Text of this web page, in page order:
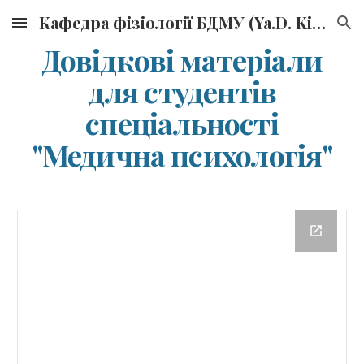
Skip to main content Skip to navigation
Кафедра фізіології БДМУ (Ya.D. Kirshenblat Department of Physiology, BSMU)
Довідкові матеріали
для студентів
спеціальності
"Медична психологія"